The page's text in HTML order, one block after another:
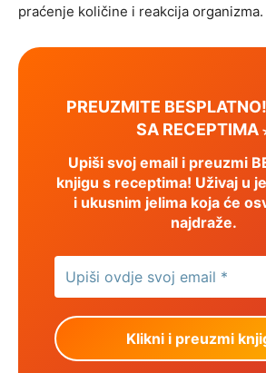
praćenje količine i reakcija organizma.
PREUZMITE
SA RECEPTIMA
Upiši svoj email i preuzmi
knjigu s receptima! Uživaj u
i ukusnim jelima koja će
najdraže.